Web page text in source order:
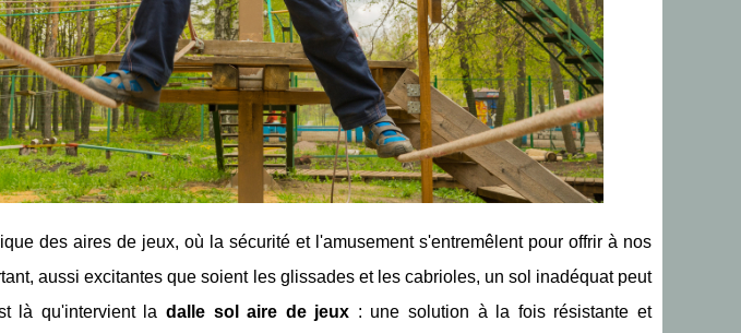
des aires de jeux, où la sécurité et l'amusement s'entremêlent pour offrir à nos
aussi excitantes que soient les glissades et les cabrioles, un sol inadéquat peut
là qu'intervient la dalle sol aire de jeux : une solution à la fois résistante et